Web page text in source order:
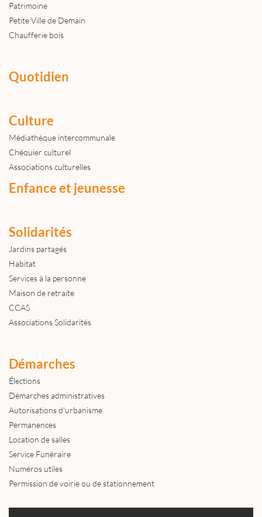
Patrimoine
Petite Ville de Demain
Chaufferie bois
Quotidien
Culture
Médiathèque intercommunale
Chéquier culturel
Associations culturelles
Enfance et jeunesse
Solidarités
Jardins partagés
Habitat
Services à la personne
Maison de retraite
CCAS
Associations Solidarités
Démarches
Élections
Démarches administratives
Autorisations d'urbanisme
Permanences
Location de salles
Service Funéraire
Numéros utiles
Permission de voirie ou de stationnement